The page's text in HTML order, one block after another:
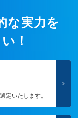
な実力を
！
定いたします。